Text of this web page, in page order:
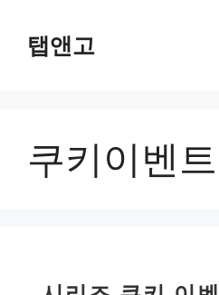
탭앤고
쿠키이벤